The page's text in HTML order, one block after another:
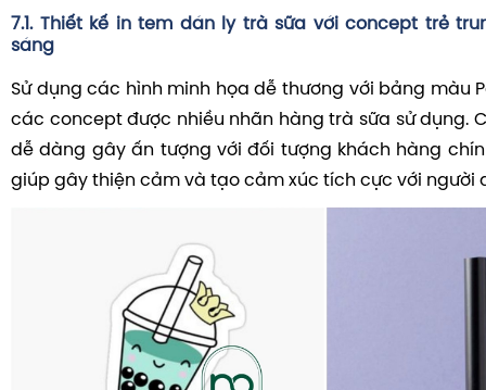
7.1. Thiết kế in tem dán ly trà sữa với concept trẻ
sáng
Sử dụng các hình minh họa dễ thương với bảng màu
các concept được nhiều nhãn hàng trà sữa sử dụng.
dễ dàng gây ấn tượng với đối tượng khách hàng
giúp gây thiện cảm và tạo cảm xúc tích cực với người